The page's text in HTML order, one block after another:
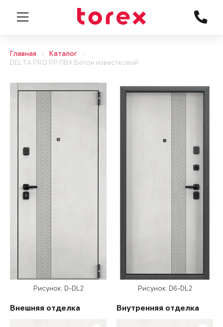
Главная
Каталог
DELTA PRO PP ПВХ Бетон известковый
Рисунок: D-DL2
Внешняя отделка
Рисунок: D6-DL2
Внутренняя отделка